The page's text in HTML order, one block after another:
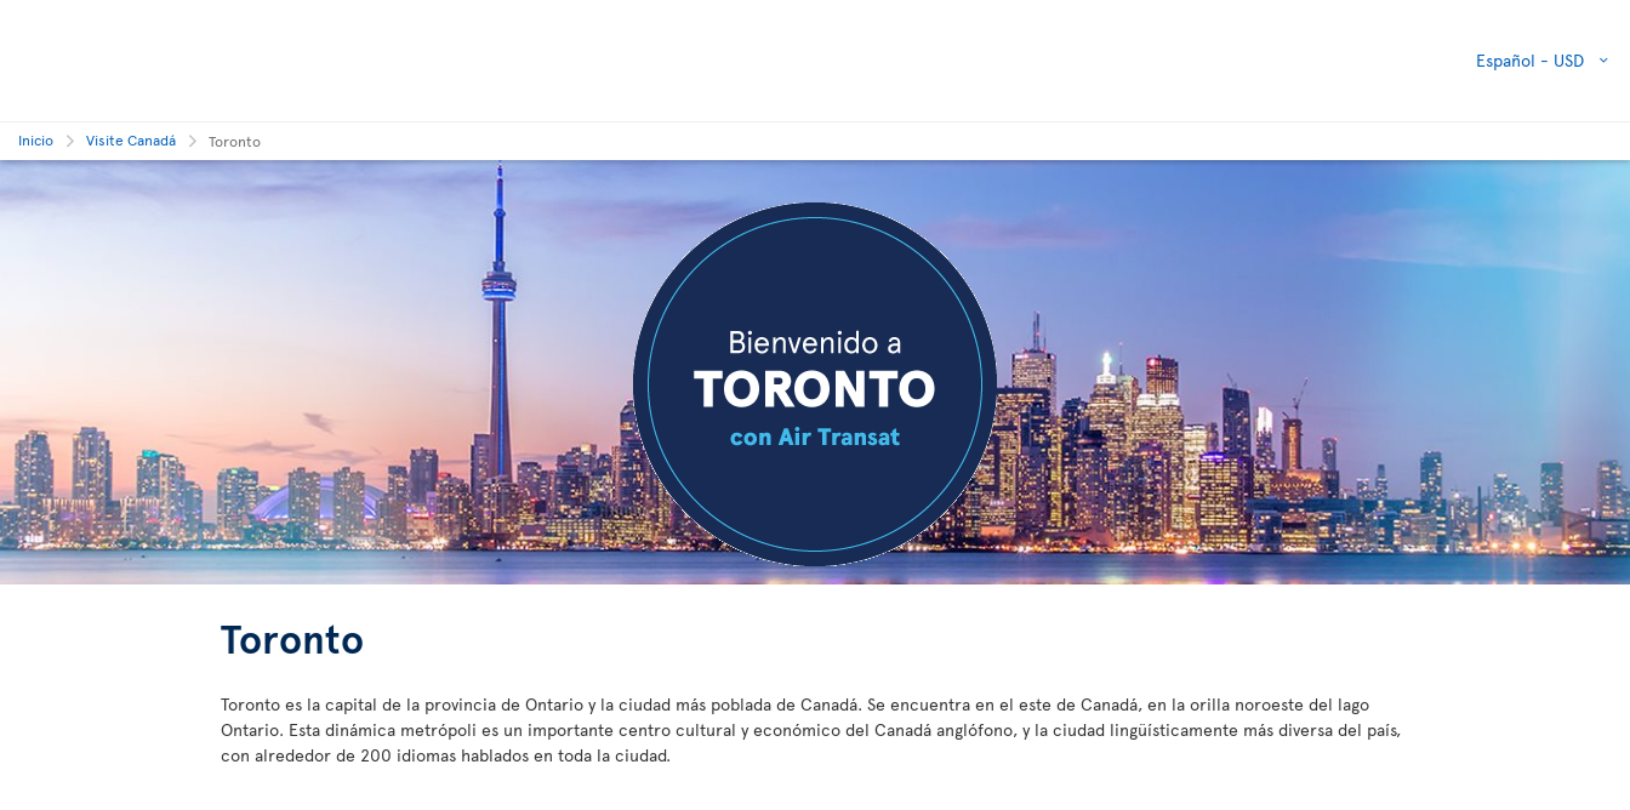
Español - USD
Inicio Visite Canadá Toronto
Toronto
Toronto es la capital de la provincia de Ontario y la ciudad más poblada de Canadá. Se encuentra en el este de Canadá, en la orilla noroeste del lago
Ontario. Esta dinámica metrópoli es un importante centro cultural y económico del Canadá anglófono, y la ciudad lingüísticamente más diversa del país,
con alrededor de 200 idiomas hablados en toda la ciudad.